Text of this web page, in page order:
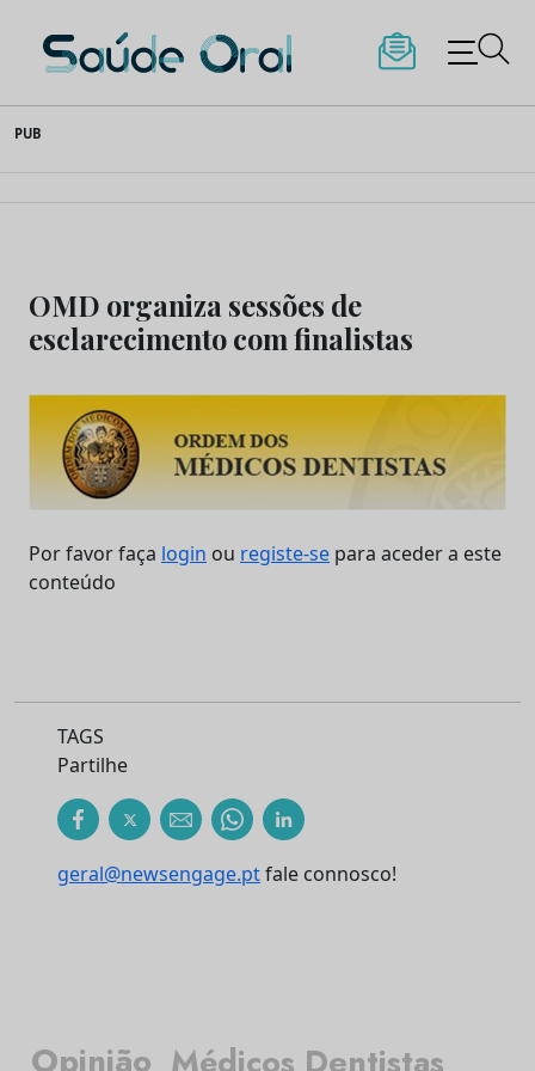
to
content
Saúde Oral
PUB
OMD organiza sessões de
esclarecimento com finalistas
Por favor faça login ou registe-se para aceder a este
conteúdo
TAGS
Partilhe
geral@newsengage.ptfale connosco!
Médicos Dentistas
Opinião